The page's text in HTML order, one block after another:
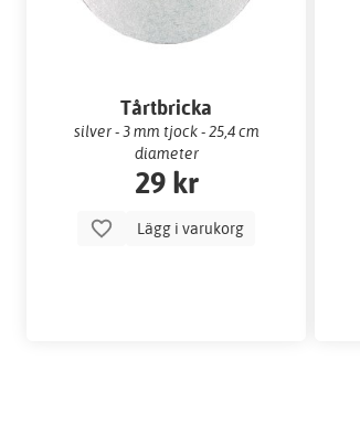
Tårtbricka
silver - 3 mm tjock - 25,4 cm
diameter
29 kr
Lägg i varukorg